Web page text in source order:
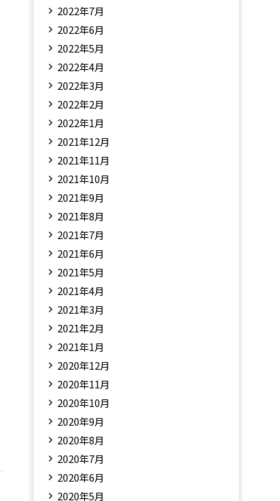
2022年7月
2022年6月
2022年5月
2022年4月
2022年3月
2022年2月
2022年1月
2021年12月
2021年11月
2021年10月
2021年9月
2021年8月
2021年7月
2021年6月
2021年5月
2021年4月
2021年3月
2021年2月
2021年1月
2020年12月
2020年11月
2020年10月
2020年9月
2020年8月
2020年7月
2020年6月
2020年5月